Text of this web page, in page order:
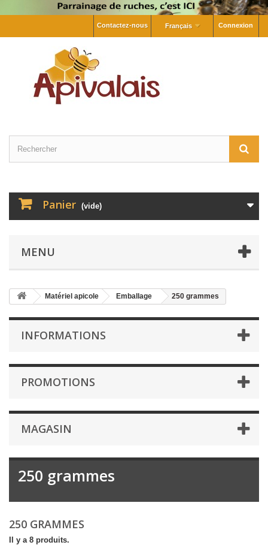
Connexion
Français
Contactez-nous
Panier (vide)
MENU
Matériel apicole Emballage 250 grammes
INFORMATIONS
PROMOTIONS
MAGASIN
250 grammes
250 GRAMMES
Il y a 8 produits.